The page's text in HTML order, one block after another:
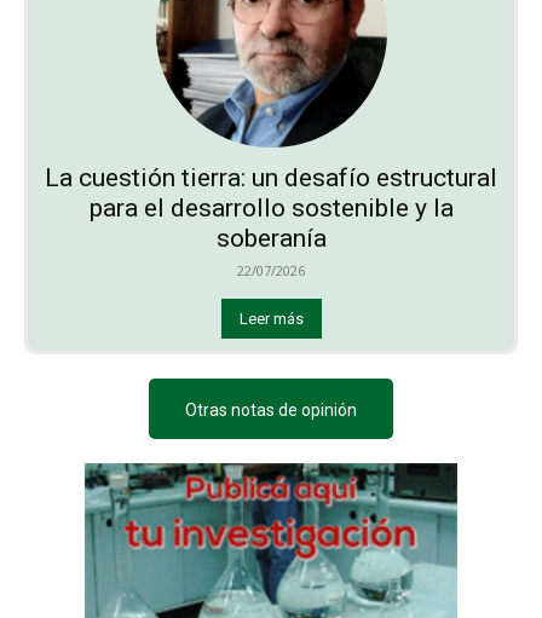
La cuestión tierra: un desafío estructural
para el desarrollo sostenible y la
soberanía
22/07/2026
Leer más
Otras notas de opinión